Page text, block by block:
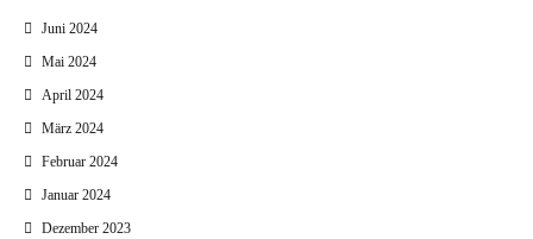
Juni 2024
Mai 2024
April 2024
März 2024
Februar 2024
Januar 2024
Dezember 2023